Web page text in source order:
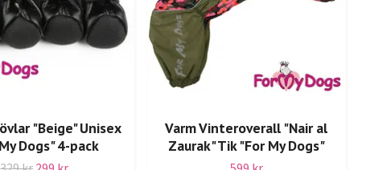
"Beige" Unisex
Dogs" 4-pack
Varm Vinteroverall "Nair al
Zaurak" Tik "For My Dogs"